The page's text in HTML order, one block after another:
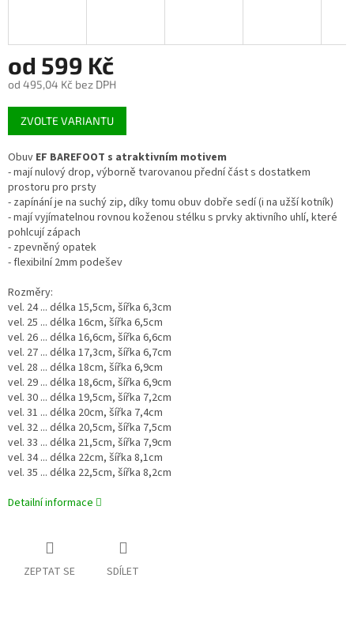
od 599 Kč
od 495,04 Kč bez DPH
Měrná
cena:
ZVOLTE VARIANTU
Obuv EF BAREFOOT s atraktivním motivem
- mají nulový drop, výborně tvarovanou přední část s dostatkem
prostoru pro prsty
- zapínání je na suchý zip, díky tomu obuv dobře sedí (i na užší kotník)
- mají vyjímatelnou rovnou koženou stélku s prvky aktivního uhlí, které
pohlcují zápach
- zpevněný opatek
- flexibilní 2mm podešev
Rozměry:
vel. 24 ... délka 15,5cm, šířka 6,3cm
vel. 25 ... délka 16cm, šířka 6,5cm
vel. 26 ... délka 16,6cm, šířka 6,6cm
vel. 27 ... délka 17,3cm, šířka 6,7cm
vel. 28 ... délka 18cm, šířka 6,9cm
vel. 29 ... délka 18,6cm, šířka 6,9cm
vel. 30 ... délka 19,5cm, šířka 7,2cm
vel. 31 ... délka 20cm, šířka 7,4cm
vel. 32 ... délka 20,5cm, šířka 7,5cm
vel. 33 ... délka 21,5cm, šířka 7,9cm
vel. 34 ... délka 22cm, šířka 8,1cm
vel. 35 ... délka 22,5cm, šířka 8,2cm
Detailní informace
ZEPTAT SE SDÍLET